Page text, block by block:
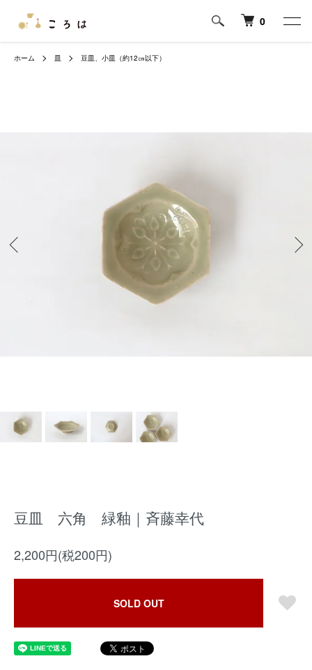
0
ホーム 皿 豆皿、小皿（約12㎝以下）
豆皿 六角 緑釉｜斉藤幸代
2,200円(税200円)
SOLD OUT